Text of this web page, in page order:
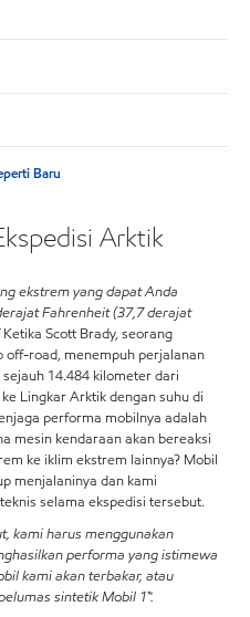
Baru
Arktik
ekstrem yang dapat Anda
Fahrenheit (37,7 derajat
Ketika Scott Brady, seorang
off-road, menempuh perjalanan
14.484 kilometer dari
Lingkar Arktik dengan suhu di
performa mobilnya adalah
mesin kendaraan akan bereaksi
ke iklim ekstrem lainnya? Mobil
menjalaninya dan kami
selama ekspedisi tersebut.
kami harus menggunakan
performa yang istimewa
kami akan terbakar, atau
sintetik Mobil 1™.